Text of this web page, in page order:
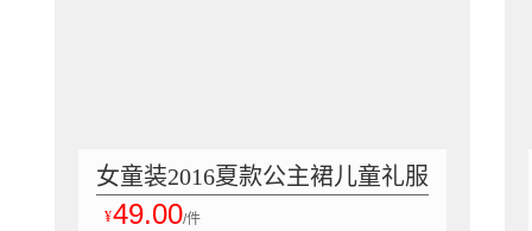
女童装2016夏款公主裙儿童礼服
连衣裙61演出花童婚纱蓬蓬裙12
¥49.00/件